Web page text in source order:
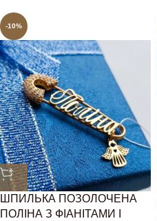
-10%
ШПИЛЬКА ПОЗОЛОЧЕНА
ПОЛІНА З ФІАНІТАМИ І